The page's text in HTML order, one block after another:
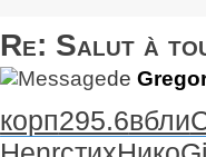
Re: Salut à
de
корп295.6вбли